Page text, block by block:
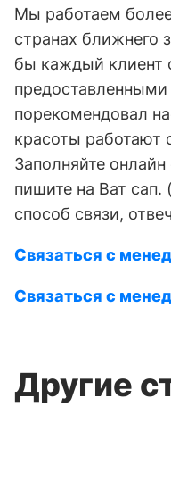
Мы работаем
странах ближнего
бы каждый клиент
предоставленными
порекомендовал
красоты работают
Заполняйте
пишите на Ват
способ связи,
Связаться с
Связаться с
Другие